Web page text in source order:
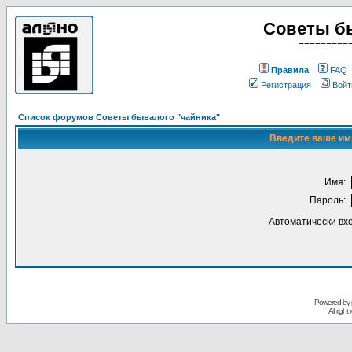
Советы
Правила
FAQ
Регистрация
Список форумов Советы бывалого "чайника"
Введите ваше
Имя:
Пароль:
Автоматически
Powered
All right